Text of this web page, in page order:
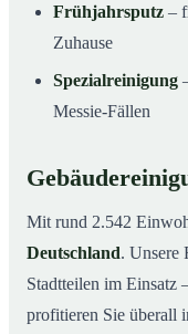
Frühjahrsputz –
Zuhause
Spezialreinigung
Messie-Fällen
Mit rund 2.542
Deutschland. Unsere
Stadtteilen im Einsatz
profitieren Sie überall